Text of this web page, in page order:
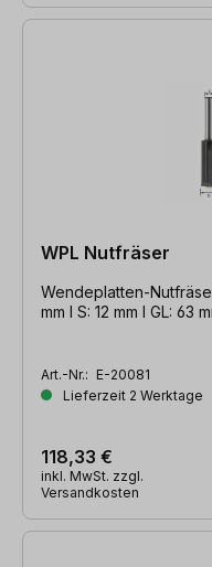
WPL Nutfräser
Wendeplatten-
mm l S: 12 mm l GL: 63
Art.-Nr.: E-20081
Lieferzeit 2 Werktage
118,33 €
inkl. MwSt. zzgl.
Versandkosten